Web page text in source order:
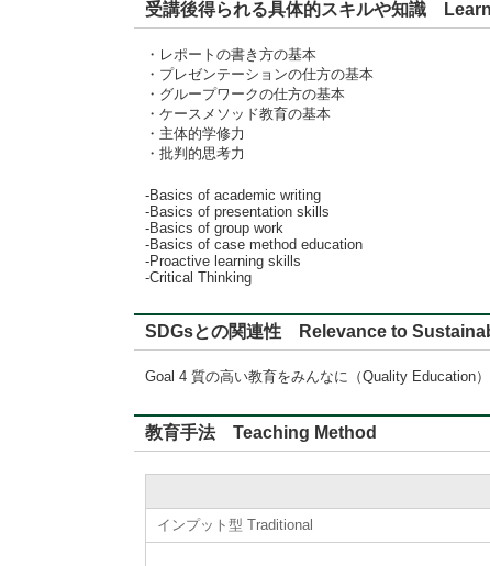
受講後得られる具体的スキルや知識
・レポートの書き方の基本
・プレゼンテーションの仕方の基本
・グループワークの仕方の基本
・ケースメソッド教育の基本
・主体的学修力
・批判的思考力
-Basics of academic writing
-Basics of presentation skills
-Basics of group work
-Basics of case method education
-Proactive learning skills
-Critical Thinking
SDGsとの関連性 Relevance to
Goal 4 質の高い教育をみんなに（Quality Education）
教育手法 Teaching Method
インプット型 Traditional